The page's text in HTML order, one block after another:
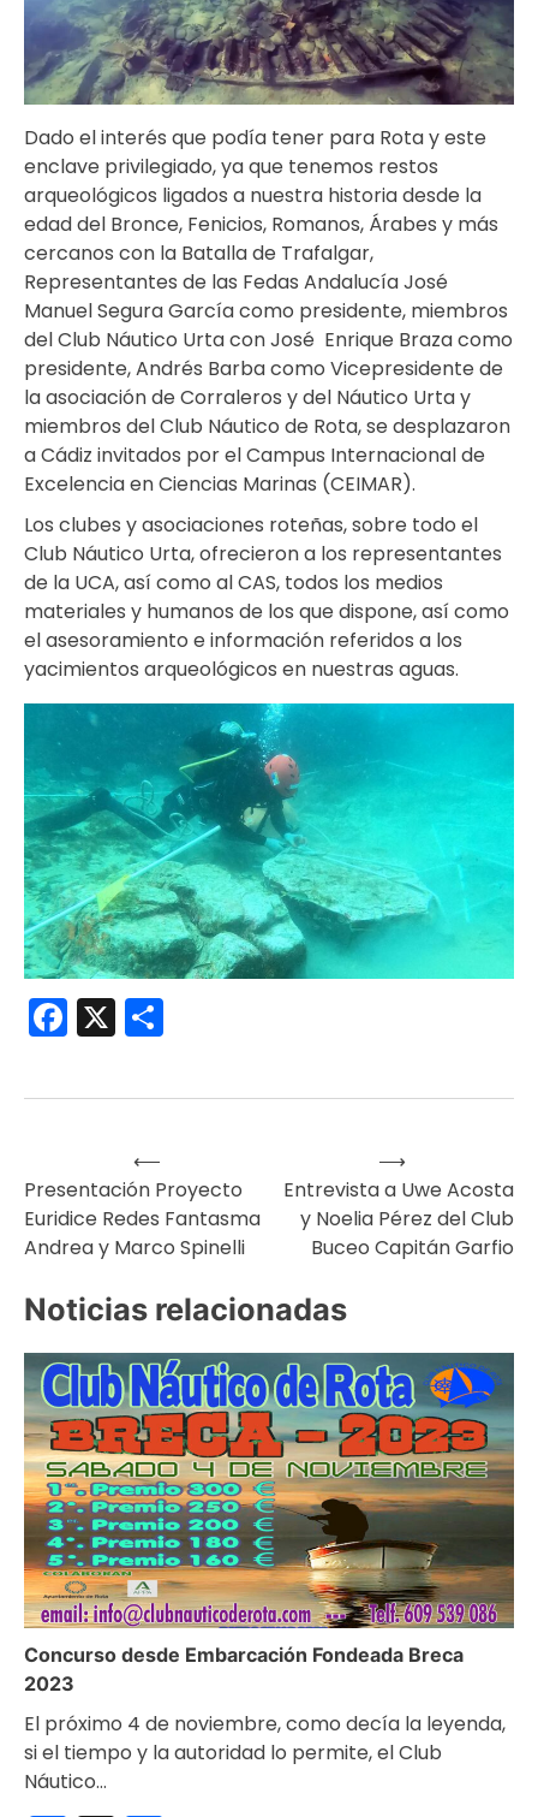
Dado el interés que podía tener para Rota y este
enclave privilegiado, ya que tenemos restos
arqueológicos ligados a nuestra historia desde la
edad del Bronce, Fenicios, Romanos, Árabes y más
cercanos con la Batalla de Trafalgar,
Representantes de las Fedas Andalucía José
Manuel Segura García como presidente, miembros
del Club Náutico Urta con José Enrique Braza como
presidente, Andrés Barba como Vicepresidente de
la asociación de Corraleros y del Náutico Urta y
miembros del Club Náutico de Rota, se desplazaron
a Cádiz invitados por el Campus Internacional de
Excelencia en Ciencias Marinas (CEIMAR).
Los clubes y asociaciones roteñas, sobre todo el
Club Náutico Urta, ofrecieron a los representantes
de la UCA, así como al CAS, todos los medios
materiales y humanos de los que dispone, así como
el asesoramiento e información referidos a los
yacimientos arqueológicos en nuestras aguas.
Facebook
X
Navegación
de
entradas
⟵
Presentación Proyecto
Euridice Redes Fantasma
Andrea y Marco Spinelli
Entrevista a Uwe Acosta
y Noelia Pérez del Club
Buceo Capitán Garfio
⟶
Noticias relacionadas
Concurso desde Embarcación Fondeada Breca
2023
El próximo 4 de noviembre, como decía la leyenda,
si el tiempo y la autoridad lo permite, el Club
Náutico…